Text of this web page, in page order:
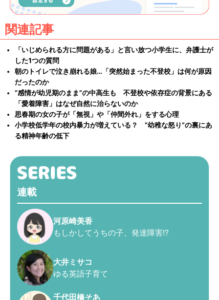
関連記事
「いじめられる方に問題がある」と言い放つ小学生に、弁護士が
した1つの質問
朝のトイレで泣き崩れる娘…「突然始まった不登校」は何が原因
だったのか
“感情が幼児期のまま”の中高生も 不登校や依存症の背景にある
「愛着障害」はなぜ自然に治らないのか
思春期の女の子が「無視」や「仲間外れ」をする心理
小学校低学年の校内暴力が増えている？ “幼稚な怒り”の裏にあ
る精神年齢の低下
連載
河原崎美香
もしかしてうちの子、発達障害!?
大井ミサコ
ゆる英語子育て
千代田橋そあ